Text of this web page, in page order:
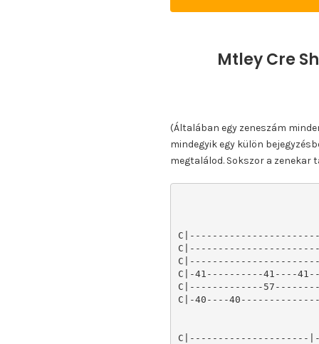
Mtley Cre
(Általában egy zeneszám
mindegyik egy külön
megtalálod. Sokszor a zenekar
C|-41----------41----
C|-------------
C|-40----
C|---------------------